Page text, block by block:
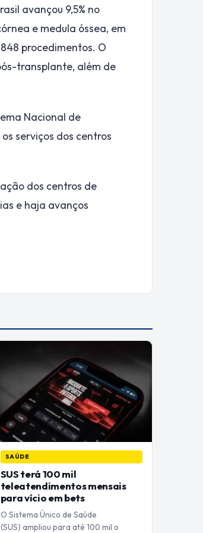
avançou 9,5% no
e medula óssea, em
procedimentos. O
transplante, além de
Nacional de
serviços dos centros
dos centros de
e haja avanços
SAÚDE
SUS terá 100 mil
teleatendimentos mensais
para vício em bets
O Sistema Único de Saúde
(SUS) ampliou para até 100 mil o